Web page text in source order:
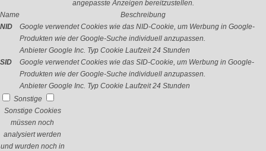
angepasste Anzeigen bereitzustellen.
Name
Beschreibung
NID
Google verwendet Cookies wie das NID-Cookie, um Werbung in Google-
Produkten wie der Google-Suche individuell anzupassen.
Anbieter Google Inc. Typ Cookie Laufzeit 24 Stunden
SID
Google verwendet Cookies wie das SID-Cookie, um Werbung in Google-
Produkten wie der Google-Suche individuell anzupassen.
Anbieter Google Inc. Typ Cookie Laufzeit 24 Stunden
Sonstige
Sonstige Cookies
müssen noch
analysiert werden
und wurden noch in